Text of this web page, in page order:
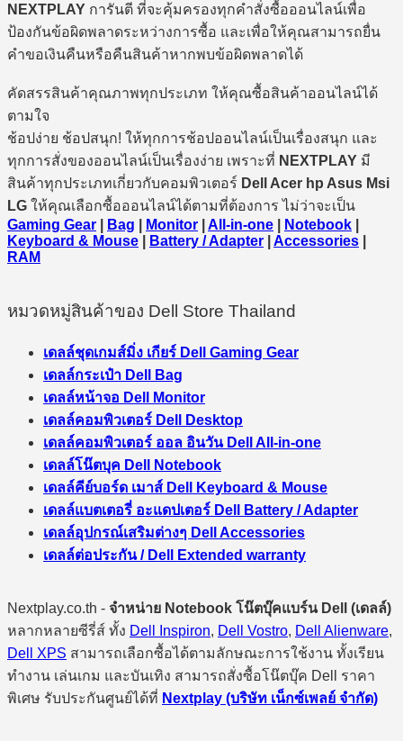
NEXTPLAY การันตี ที่จะคุ้มครองทุกคำสั่งซื้อออนไลน์เพื่อ
ป้องกันข้อผิดพลาดระหว่างการซื้อ และเพื่อให้คุณสามารถยื่น
คำขอเงินคืนหรือคืนสินค้าหากพบข้อผิดพลาดได้
คัดสรรสินค้าคุณภาพทุกประเภท ให้คุณซื้อสินค้าออนไลน์ได้
ตามใจ
ช้อปง่าย ช้อปสนุก! ให้ทุกการช้อปออนไลน์เป็นเรื่องสนุก และ
ทุกการสั่งของออนไลน์เป็นเรื่องง่าย เพราะที่ NEXTPLAY มี
สินค้าทุกประเภทเกี่ยวกับคอมพิวเตอร์ Dell Acer hp Asus Msi
LG ให้คุณเลือกซื้อออนไลน์ได้ตามที่ต้องการ ไม่ว่าจะเป็น
Gaming Gear
Bag Monitor All-in-one Notebook
Keyboard & Mouse
Battery / Adapter Accessories
RAM
หมวดหมู่สินค้าของ Dell Store Thailand
เดลล์ชุดเกมส์มิ่ง เกียร์ Dell Gaming Gear
เดลล์กระเป๋า Dell Bag
เดลล์หน้าจอ Dell Monitor
เดลล์คอมพิวเตอร์ Dell Desktop
เดลล์คอมพิวเตอร์ ออล อินวัน Dell All-in-one
เดลล์โน๊ตบุค Dell Notebook
เดลล์คีย์บอร์ด เมาส์ Dell Keyboard & Mouse
เดลล์แบตเตอรี่ อะแดปเตอร์ Dell Battery / Adapter
เดลล์อุปกรณ์เสริมต่างๆ Dell Accessories
เดลล์ต่อประกัน / Dell Extended warranty
Nextplay.co.th - จำหน่าย Notebook โน๊ตบุ๊คแบร์น Dell (เดลล์)
หลากหลายซีรี่ส์ ทั้ง Dell Inspiron, Dell Vostro, Dell Alienware,
Dell XPS สามารถเลือกซื้อได้ตามลักษณะการใช้งาน ทั้งเรียน
ทำงาน เล่นเกม และบันเทิง สามารถสั่งซื้อโน๊ตบุ๊ค Dell ราคา
พิเศษ รับประกันศูนย์ได้ที่ Nextplay (บริษัท เน็กซ์เพลย์ จำกัด)